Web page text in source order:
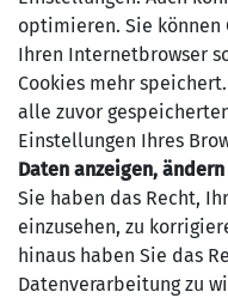
optimieren. Sie können
Ihren Internetbrowser
Cookies mehr
alle zuvor
Einstellungen Ihres
Daten anzeigen,
Sie haben das Recht,
einzusehen, zu
hinaus haben Sie das
Datenverarbeitung zu